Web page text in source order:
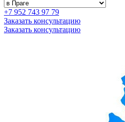
+7 952 743 97 79
Заказать консультацию
Заказать консультацию